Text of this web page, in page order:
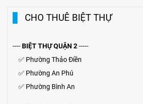
CHO THUÊ BIỆT THỰ
----BIỆT THỰ QUẬN 2-----
✅ Phường Thảo Điền
✅ Phường An Phú
✅ Phường Bình An